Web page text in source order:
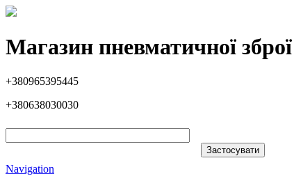
Перейти до основного вмісту
Магазин пневматичної
+380965395445
+380638030030
Navigation